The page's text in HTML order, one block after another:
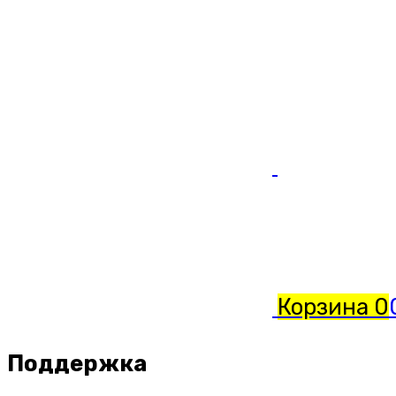
Корзина 0
Поддержка